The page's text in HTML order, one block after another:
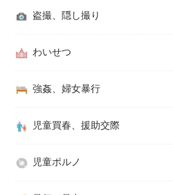
盗撮、隠し撮り
わいせつ
強姦、婦女暴行
児童買春、援助交際
児童ポルノ